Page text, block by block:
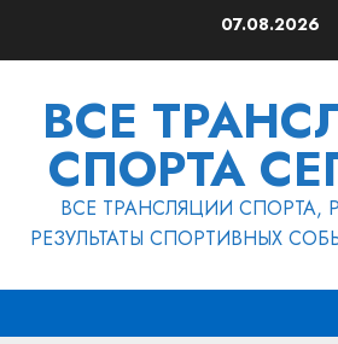
07.08.2026
ВСЕ
СПОРТА
ВСЕ ТРАНСЛЯЦИИ СПОРТА,
РЕЗУЛЬТАТЫ СПОРТИВНЫХ